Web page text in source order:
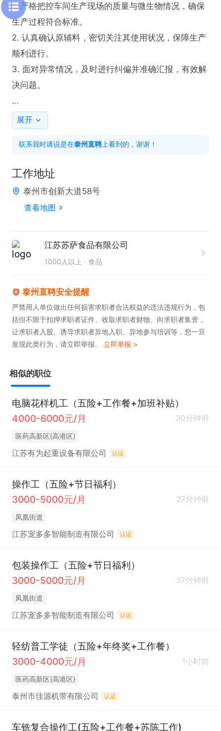
1. 严格把控车间生产现场的质量与微生物情况，确保
生产过程符合标准。
2. 认真确认原辅料，密切关注其使用状况，保障生产
顺利进行。
3. 面对异常情况，及时进行纠偏并准确汇报，有效解
决问题。
任职要求：
1. 具备食品、化工等相关专业背景，拥有扎实的专业
知识。
处理相关问题。
3. 拥有出色的原辅料确认及使用管理能力，确保生产
环节不出差错。
取纠偏措施并汇报。
5. 拥有强烈的责任心和严谨的工作态度，保障生产质
本岗位福利优厚，提供五险、住房公积金，给予餐
补，提供食宿、工作餐，享有节日福利、带薪年假、
年终奖、免费培训、定期体检等。在这里，你将凭借
要作用，收获职业成长与丰厚福利。
展开
联系我时请说是在泰州直聘 上看到的，谢谢！
工作地址
泰州市创新大道58号
查看地图
江苏苏萨食品有限公司
1000人以上 食品
泰州直聘安全提醒
严禁用人单位做出任何损害求职者合法权益的违法违规行为，包
括但不限于扣押求职者证件、收取求职者财物、向求职者集资，
让求职者入股、诱导求职者异地入职、异地参与培训等，您一旦
发现此类行为，请立即举报。 立即举报 >
相似的职位
电脑花样机工（五险+工作餐+加班补贴）
4000-6000元/月
30分钟前
医药高新区(高港区)
江苏有为起重设备有限公司 认证
操作工（五险+节日福利）
3000-5000元/月
27分钟前
凤凰街道
江苏宠多多智能制造有限公司 认证
包装操作工（五险+节日福利）
3000-5000元/月
27分钟前
凤凰街道
江苏宠多多智能制造有限公司 认证
轻纺普工学徒（五险+年终奖+工作餐）
3000-4000元/月
1小时前
医药高新区(高港区)
泰州市佳源机带有限公司 认证
车铣复合操作工(五险+工作餐+苏陈工作)